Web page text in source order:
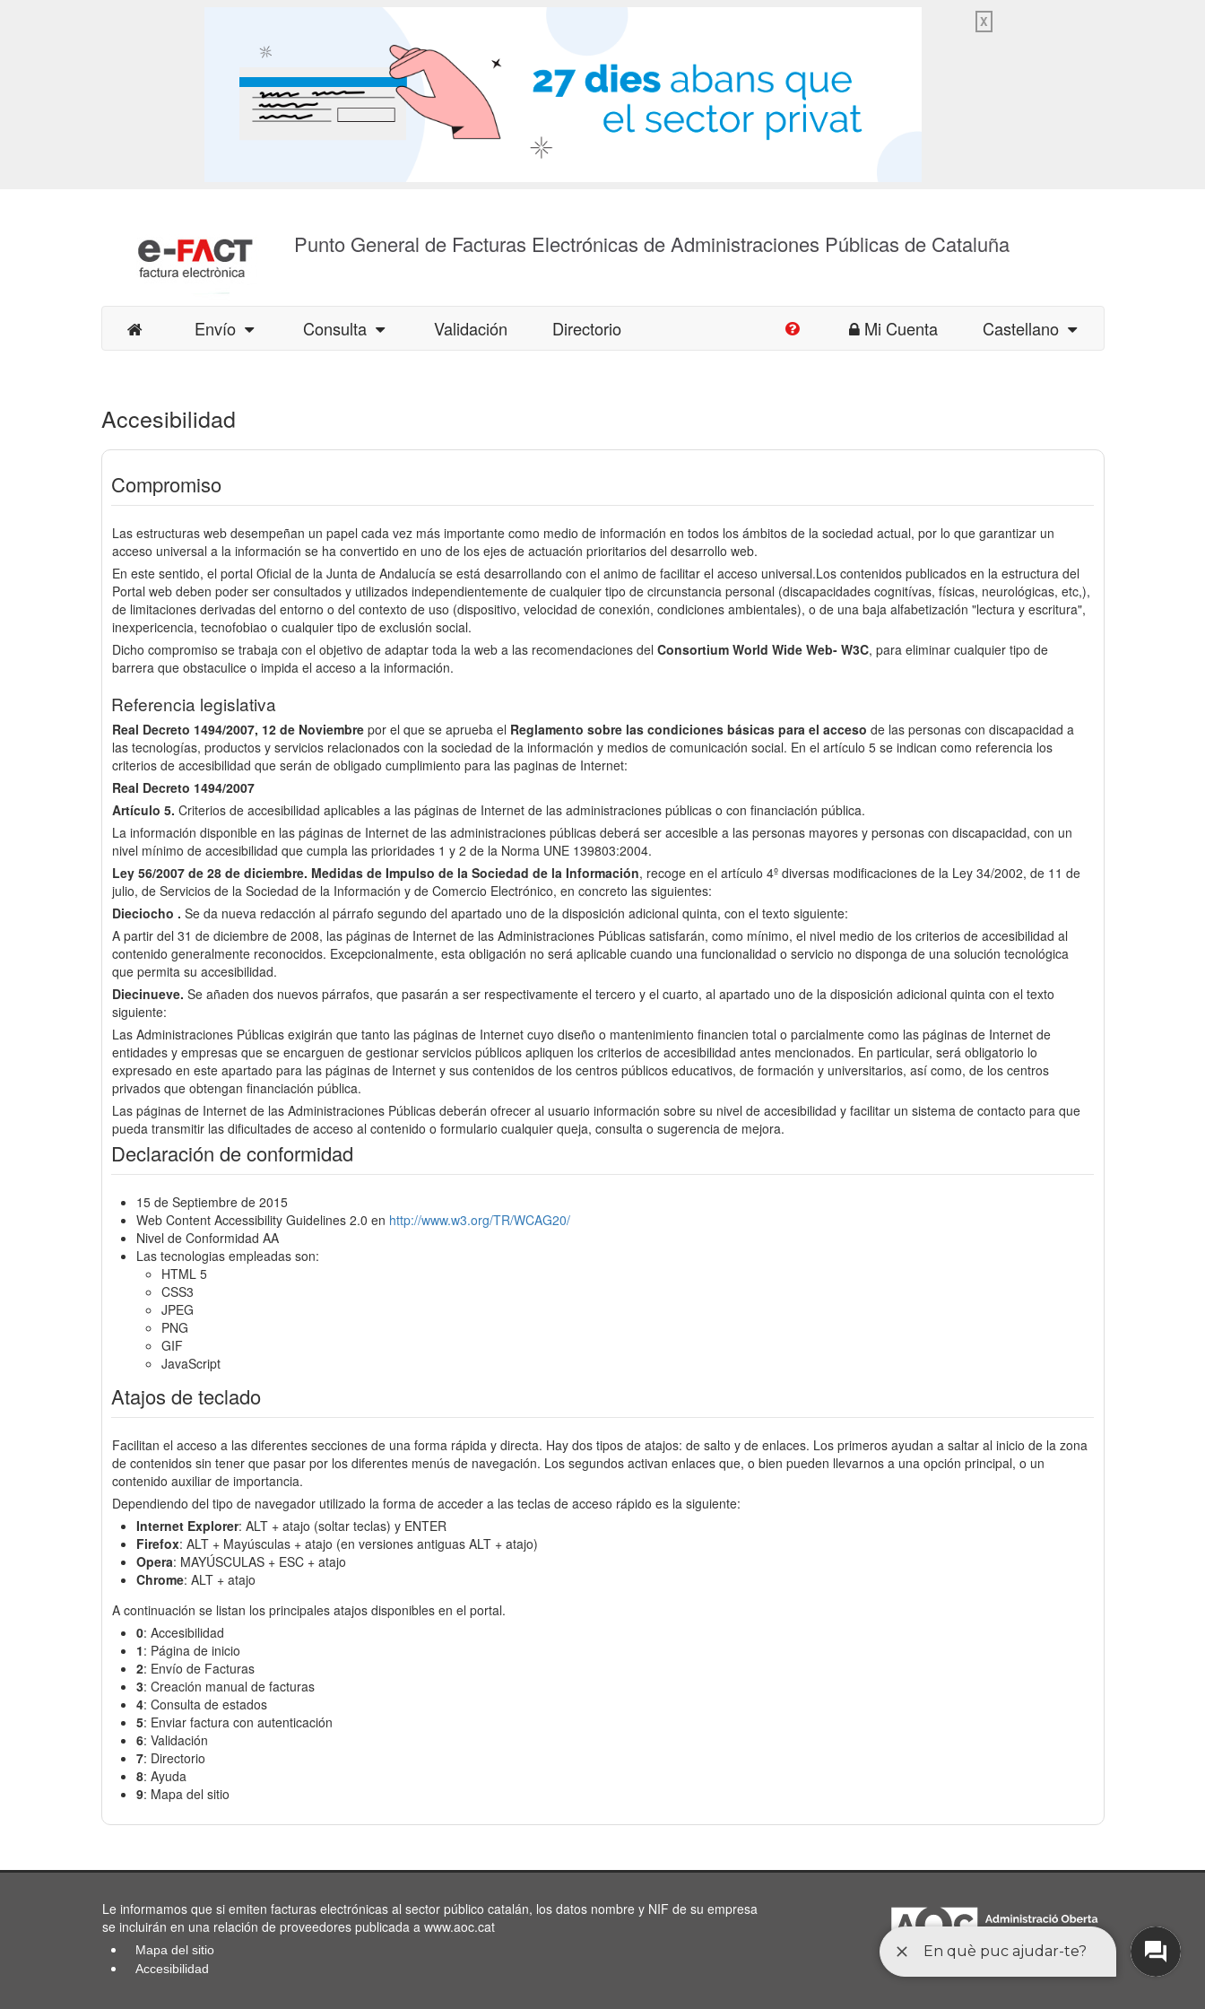
X
Punto General de Facturas Electrónicas de Administraciones Públicas de Cataluña
Envío Consulta Validación Directorio Mi Cuenta Castellano
Accesibilidad
Compromiso
Las estructuras web desempeñan un papel cada vez más importante como medio de información en todos los ámbitos de la sociedad actual, por lo que garantizar un
acceso universal a la información se ha convertido en uno de los ejes de actuación prioritarios del desarrollo web.
En este sentido, el portal Oficial de la Junta de Andalucía se está desarrollando con el animo de facilitar el acceso universal.Los contenidos publicados en la estructura del
Portal web deben poder ser consultados y utilizados independientemente de cualquier tipo de circunstancia personal (discapacidades cognitívas, físicas, neurológicas, etc,),
de limitaciones derivadas del entorno o del contexto de uso (dispositivo, velocidad de conexión, condiciones ambientales), o de una baja alfabetización "lectura y escritura",
inexpericencia, tecnofobiao o cualquier tipo de exclusión social.
Dicho compromiso se trabaja con el objetivo de adaptar toda la web a las recomendaciones del Consortium World Wide Web- W3C, para eliminar cualquier tipo de
barrera que obstaculice o impida el acceso a la información.
Referencia legislativa
Real Decreto 1494/2007, 12 de Noviembre por el que se aprueba el Reglamento sobre las condiciones básicas para el acceso de las personas con discapacidad a
las tecnologías, productos y servicios relacionados con la sociedad de la información y medios de comunicación social. En el artículo 5 se indican como referencia los
criterios de accesibilidad que serán de obligado cumplimiento para las paginas de Internet:
Real Decreto 1494/2007
Artículo 5. Criterios de accesibilidad aplicables a las páginas de Internet de las administraciones públicas o con financiación pública.
La información disponible en las páginas de Internet de las administraciones públicas deberá ser accesible a las personas mayores y personas con discapacidad, con un
nivel mínimo de accesibilidad que cumpla las prioridades 1 y 2 de la Norma UNE 139803:2004.
Ley 56/2007 de 28 de diciembre. Medidas de Impulso de la Sociedad de la Información, recoge en el artículo 4º diversas modificaciones de la Ley 34/2002, de 11 de
julio, de Servicios de la Sociedad de la Información y de Comercio Electrónico, en concreto las siguientes:
Dieciocho . Se da nueva redacción al párrafo segundo del apartado uno de la disposición adicional quinta, con el texto siguiente:
A partir del 31 de diciembre de 2008, las páginas de Internet de las Administraciones Públicas satisfarán, como mínimo, el nivel medio de los criterios de accesibilidad al
contenido generalmente reconocidos. Excepcionalmente, esta obligación no será aplicable cuando una funcionalidad o servicio no disponga de una solución tecnológica
que permita su accesibilidad.
Diecinueve. Se añaden dos nuevos párrafos, que pasarán a ser respectivamente el tercero y el cuarto, al apartado uno de la disposición adicional quinta con el texto
siguiente:
Las Administraciones Públicas exigirán que tanto las páginas de Internet cuyo diseño o mantenimiento financien total o parcialmente como las páginas de Internet de
entidades y empresas que se encarguen de gestionar servicios públicos apliquen los criterios de accesibilidad antes mencionados. En particular, será obligatorio lo
expresado en este apartado para las páginas de Internet y sus contenidos de los centros públicos educativos, de formación y universitarios, así como, de los centros
privados que obtengan financiación pública.
Las páginas de Internet de las Administraciones Públicas deberán ofrecer al usuario información sobre su nivel de accesibilidad y facilitar un sistema de contacto para que
pueda transmitir las dificultades de acceso al contenido o formulario cualquier queja, consulta o sugerencia de mejora.
Declaración de conformidad
15 de Septiembre de 2015
Web Content Accessibility Guidelines 2.0 en http://www.w3.org/TR/WCAG20/
Nivel de Conformidad AA
Las tecnologias empleadas son:
HTML 5
CSS3
JPEG
PNG
GIF
JavaScript
Atajos de teclado
Facilitan el acceso a las diferentes secciones de una forma rápida y directa. Hay dos tipos de atajos: de salto y de enlaces. Los primeros ayudan a saltar al inicio de la zona
de contenidos sin tener que pasar por los diferentes menús de navegación. Los segundos activan enlaces que, o bien pueden llevarnos a una opción principal, o un
contenido auxiliar de importancia.
Dependiendo del tipo de navegador utilizado la forma de acceder a las teclas de acceso rápido es la siguiente:
Internet Explorer: ALT + atajo (soltar teclas) y ENTER
Firefox: ALT + Mayúsculas + atajo (en versiones antiguas ALT + atajo)
Opera: MAYÚSCULAS + ESC + atajo
Chrome: ALT + atajo
A continuación se listan los principales atajos disponibles en el portal.
0: Accesibilidad
1: Página de inicio
2: Envío de Facturas
3: Creación manual de facturas
4: Consulta de estados
5: Enviar factura con autenticación
6: Validación
7: Directorio
8: Ayuda
9: Mapa del sitio
Le informamos que si emiten facturas electrónicas al sector público catalán, los datos nombre y NIF de su empresa
se incluirán en una relación de proveedores publicada a www.aoc.cat
Mapa del sitio
Accesibilidad